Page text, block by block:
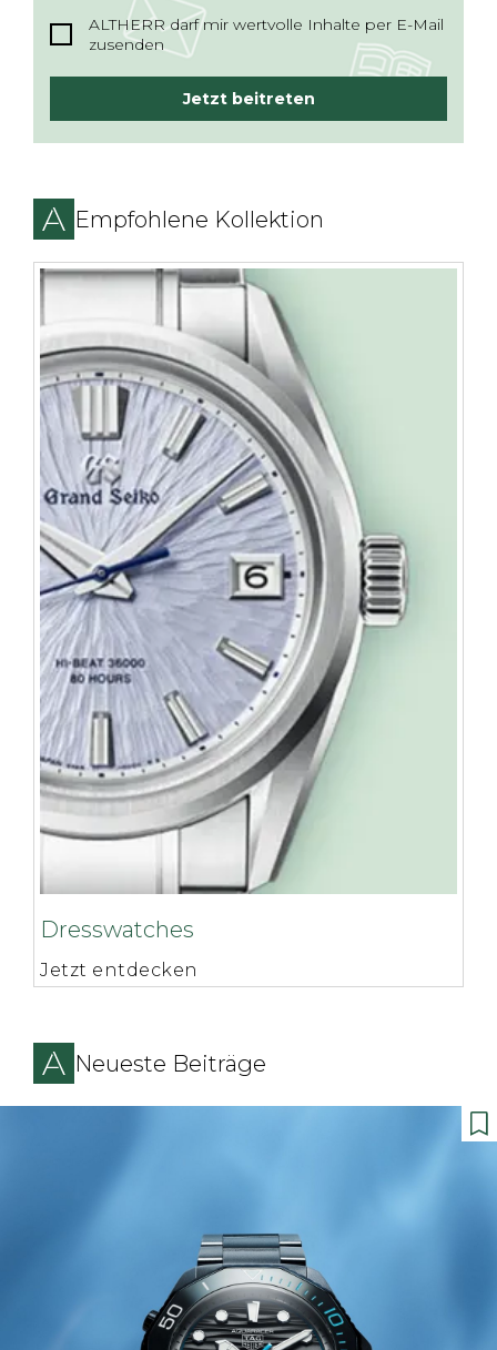
ALTHERR darf mir wertvolle Inhalte per E-Mail
zusenden
Jetzt beitreten
Empfohlene Kollektion
Dresswatches
Jetzt entdecken
Neueste Beiträge